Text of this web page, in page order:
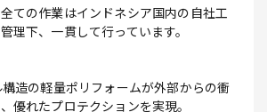
ての作業はインドネシア国内の自社工
理下、一貫して行っています。
造の軽量ポリフォームが外部からの衝
優れたプロテクションを実現。